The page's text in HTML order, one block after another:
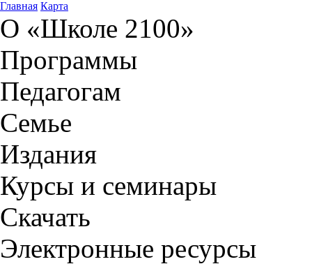
Главная Карта
О «Школе 2100»
Программы
Педагогам
Семье
Издания
Курсы и семинары
Скачать
Электронные ресурсы